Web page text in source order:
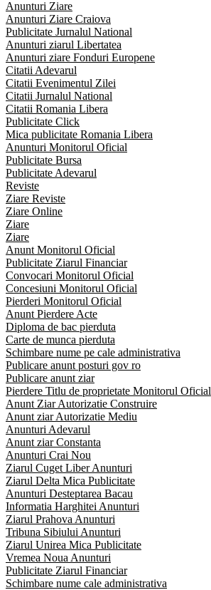
Anunturi Ziare
Anunturi Ziare Craiova
Publicitate Jurnalul National
Anunturi ziarul Libertatea
Anunturi ziare Fonduri Europene
Citatii Adevarul
Citatii Evenimentul Zilei
Citatii Jurnalul National
Citatii Romania Libera
Publicitate Click
Mica publicitate Romania Libera
Anunturi Monitorul Oficial
Publicitate Bursa
Publicitate Adevarul
Reviste
Ziare Reviste
Ziare Online
Ziare
Ziare
Anunt Monitorul Oficial
Publicitate Ziarul Financiar
Convocari Monitorul Oficial
Concesiuni Monitorul Oficial
Pierderi Monitorul Oficial
Anunt Pierdere Acte
Diploma de bac pierduta
Carte de munca pierduta
Schimbare nume pe cale administrativa
Publicare anunt posturi gov ro
Publicare anunt ziar
Pierdere Titlu de proprietate Monitorul Oficial
Anunt Ziar Autorizatie Construire
Anunt ziar Autorizatie Mediu
Anunturi Adevarul
Anunt ziar Constanta
Anunturi Crai Nou
Ziarul Cuget Liber Anunturi
Ziarul Delta Mica Publicitate
Anunturi Desteptarea Bacau
Informatia Harghitei Anunturi
Ziarul Prahova Anunturi
Tribuna Sibiului Anunturi
Ziarul Unirea Mica Publicitate
Vremea Noua Anunturi
Publicitate Ziarul Financiar
Schimbare nume cale administrativa